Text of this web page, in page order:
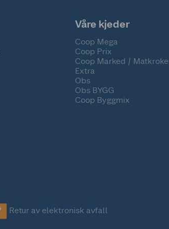
Våre kjeder
Coop Mega
Coop Prix
Coop Marked /
Extra
Obs
Obs BYGG
Coop Byggmix
Retur av elektronisk avfall